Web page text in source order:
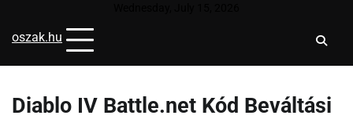
content
oszak.hu
Diablo IV Battle.net Kód Beváltási